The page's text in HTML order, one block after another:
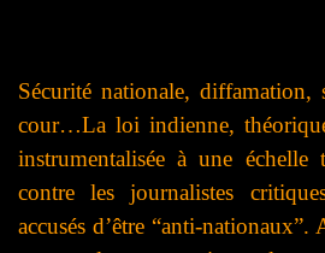
Sécurité nationale, diffamation,
cour…La loi indienne,
instrumentalisée à une échelle
contre les journalistes
accusés d’être “anti-